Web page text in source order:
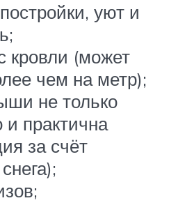
уют и
кровли (может
чем на метр);
не только
и практична
за счёт